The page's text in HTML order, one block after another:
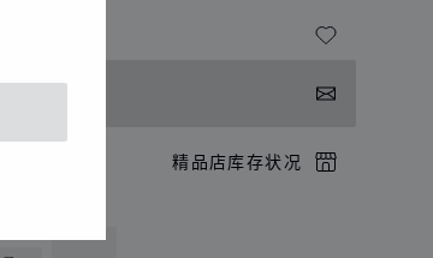
精品店库存状况